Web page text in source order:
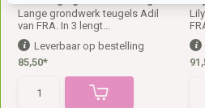
Lange grondwerk teugels Adil
van FRA. In 3 lengt...
Leverbaar op bestelling
85,50*